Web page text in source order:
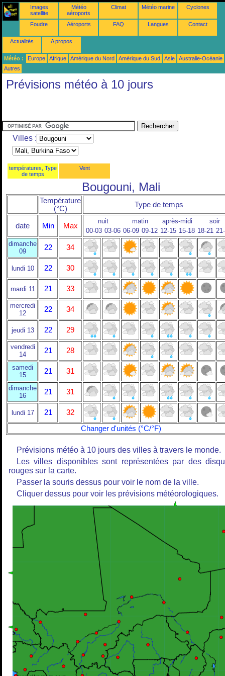
Images
satellite
Météo
aéroports
Climat Météo marine Cyclones
Foudre Aéroports FAQ Langues Contact
Actualités A propos
Météo : Europe Afrique Amérique du Nord Amérique du Sud Asie
Australie-Océanie
Autres
Prévisions météo à 10 jours
Villes :
températures, Type
de temps
Vent
Bougouni, Mali
Température
(°C)
Type de temps
date Min Max
nuit matin après-midi
soir
00-03 03-06 06-09 09-12 12-15 15-18 18-21
dimanche
09
22 34
lundi 10 22 30
mardi 11 21 33
mercredi
12
22 34
jeudi 13 22 29
vendredi
14
21 28
samedi
15
21 31
dimanche
16
21 31
lundi 17 21
32
Changer d'unités (°C/°F)
Prévisions météo à 10 jours des villes à travers le monde.
Les villes disponibles sont représentées par des
rouges sur la carte.
Passer la souris dessus pour voir le nom de la ville.
Cliquer dessus pour voir les prévisions météorologiques.